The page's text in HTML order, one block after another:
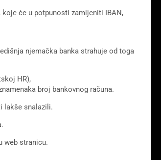
će u potpunosti zamijeniti IBAN,
njemačka banka strahuje od toga
HR),
broj bankovnog računa.
lakše snalazili.
web stranicu.